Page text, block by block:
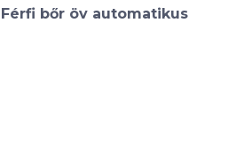
bőr öv automatikus